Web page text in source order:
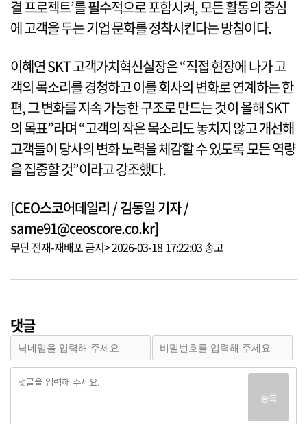
결 프로젝트’를 필수적으로 포함시켜, 모든 활동의 중심
에 고객을 두는 기업 문화를 정착시킨다는 방침이다.
이혜연 SKT 고객가치혁신실장은 “직접 현장에 나가 고
객의 목소리를 경청하고 이를 회사의 변화로 연계하는 한
편, 그 변화를 지속 가능한 구조로 만드는 것이 올해 SKT
의 목표”라며 “고객의 작은 목소리도 놓치지 않고 개선해
고객들이 당사의 변화 노력을 체감할 수 있도록 모든 역량
을 집중할 것”이라고 강조했다.
[CEO스코어데일리 / 김동일 기자 /
same91@ceoscore.co.kr]
무단 전재-재배포 금지> 2026-03-18 17:22:03 송고
댓글
등록